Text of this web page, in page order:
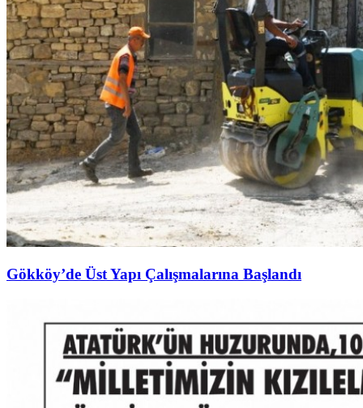
Gökköy’de Üst Yapı Çalışmalarına Başlandı